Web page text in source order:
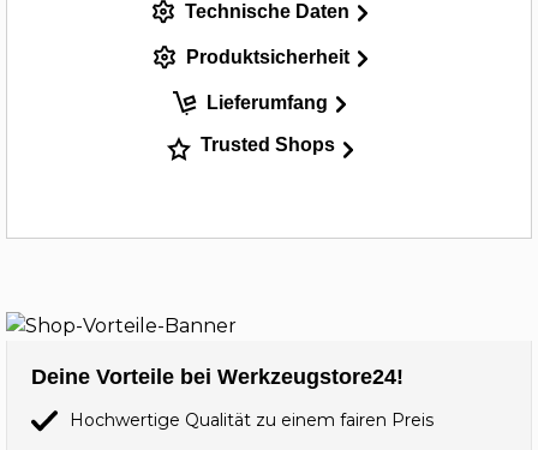
Technische Daten
Produktsicherheit
Lieferumfang
Trusted Shops
Deine Vorteile bei Werkzeugstore24!
Hochwertige Qualität zu einem fairen Preis